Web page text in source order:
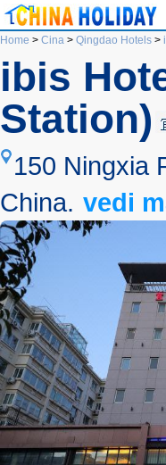
Home > Cina > Qingdao Hotels >
ibis
Station)
150 Ningxia
China. vedi